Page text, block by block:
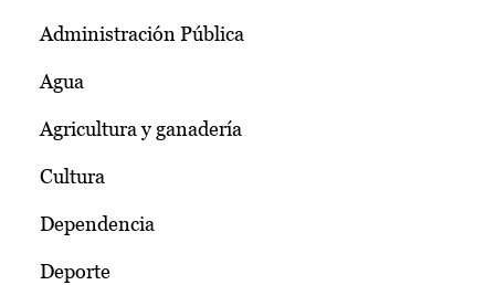
Administración Pública
Agua
Agricultura y ganadería
Cultura
Dependencia
Deporte